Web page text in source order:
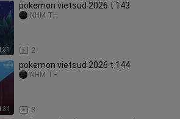
pokemon vietsud 2026 t 143
2
NHM TH
pokemon vietsud 2026 t 144
3
NHM TH